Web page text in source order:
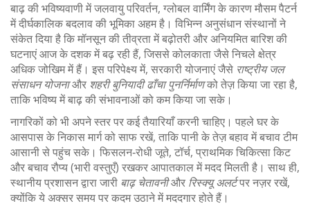
बाढ़ की भविष्यवाणी मेंजलवायु परिवर्तन, ग्लोबल वार्मिंग के कारण मौसम पैटर्न
में दीर्घकालिक बदलावकी भूमिका अहम है। विभिन्न अनुसंधान संस्थानों ने
संकेत दिया है कि मॉनसून की तीव्रता में बढ़ोतरी और अनियमित बारिश की
घटनाएं आज के दशक में बढ़ रही हैं, जिससे कोलकाता जैसे निचले क्षेत्र
अधिक जोखिम में हैं। इस परिपेक्ष्य में, सरकारी योजनाएं जैसे राष्ट्रीय जल
संसाधन योजनाऔर शहरी बुनियादी ढाँचा पुनर्निर्माणको तेज़ किया जा रहा है,
ताकि भविष्य में बाढ़ की संभावनाओं को कम किया जा सके।
नागरिकों को भी अपने स्तर पर कई तैयारियाँ करनी चाहिए। पहले घर के
आसपास के निकास मार्ग को साफ रखें, ताकि पानी के तेज़ बहाव में बचाव टीम
आसानी से पहुंच सके। फिसलन‑रोधी जूते, टॉर्च, प्राथमिक चिकित्सा किट
और बचाव रौप्य (भारी वस्तुएँ) रखकर आपातकाल में मदद मिलती है। साथ ही,
स्थानीय प्रशासन द्वारा जारी बाढ़ चेतावनीऔर रिस्क्यू अलर्टपर नज़र रखें,
क्योंकि ये अक्सर समय पर कदम उठाने में मददगार होते हैं।